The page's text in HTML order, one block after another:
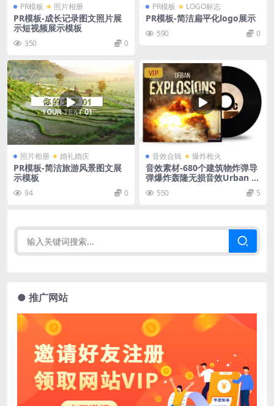
PR模板 照片相册
PR模板-成长记录图文照片展
示短视频展示模板
350 0
PR模板 LOGO标志
PR模板-简洁扁平化logo展示
590 0
照片相册 婚礼婚庆
PR模板-简洁旅游风景图文展
示模板
94 0
VIP
音效合辑 爆炸枪火
音效素材-680个建筑物炸弹导
弹爆炸轰隆无损音效Urban E
xplosions Bundle
550 5
● 推广网站